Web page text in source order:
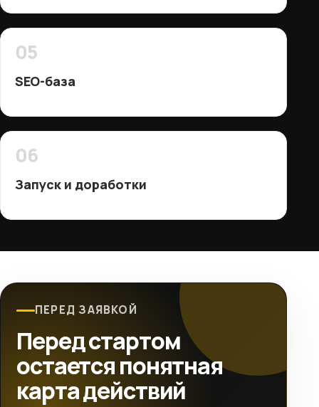
05
SEO-база
06
Запуск и доработки
ПЕРЕД ЗАЯВКОЙ
Перед стартом
остается понятная
карта действий